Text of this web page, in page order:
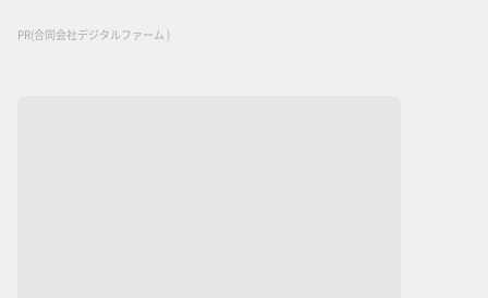
PR(合同会社デジタルファーム )